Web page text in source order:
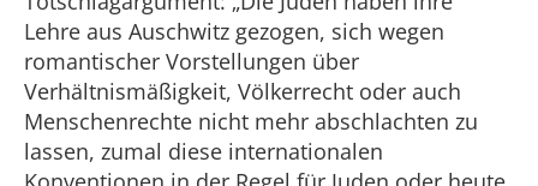
Lehre aus Auschwitz gezogen, sich wegen
romantischer Vorstellungen über
Verhältnismäßigkeit, Völkerrecht oder auch
Menschenrechte nicht mehr abschlachten zu
lassen, zumal diese internationalen